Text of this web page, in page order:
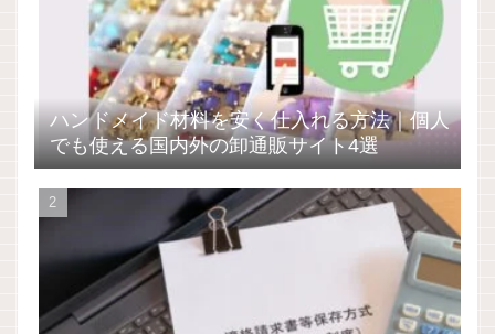
ハンドメイド材料を安く仕入れる方法｜個人
でも使える国内外の卸通販サイト4選